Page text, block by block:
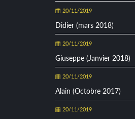
20/11/2019
Didier (mars 2018)
20/11/2019
Giuseppe (Janvier 2018)
20/11/2019
Alain (Octobre 2017)
20/11/2019